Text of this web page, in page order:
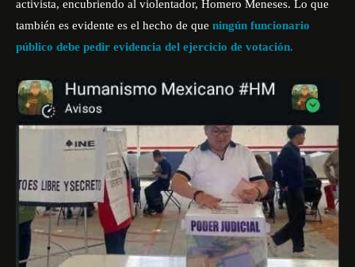
activista, encubriendo al violentador, Homero Meneses. Lo que
también es evidente es el hecho de que ningún funcionario
público debe pedir evidencia del ejercicio de votación.